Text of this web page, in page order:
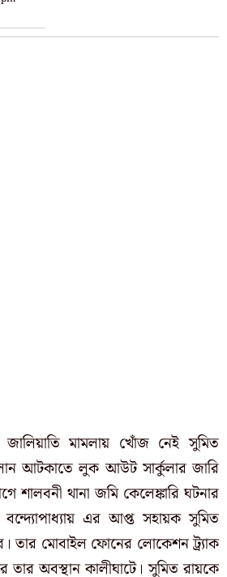
মামলায় খোঁজ নেই সুমিত
আটকাতে লুক আউট সার্কুলার জারি
থানা জমি কেলেঙ্কারি ঘটনার
এর আপ্ত সহায়ক সুমিত
তার মোবাইল ফোনের লোকেশন ট্র্যাক
অবস্থান কালীঘাটে। সুমিত রায়কে